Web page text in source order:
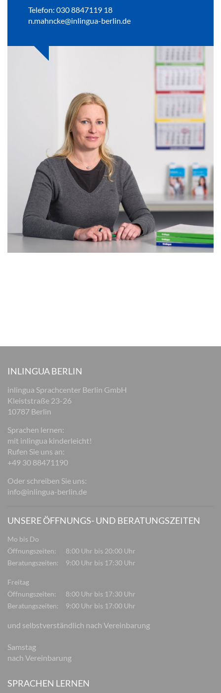
Telefon: 030 8847119 18
n.mahncke@inlingua-berlin.de
INLINGUA BERLIN
inlingua Sprachcenter Berlin GmbH
Kleiststraße 23-26
10787 Berlin
Sprachen lernen:
mit inlingua kinderleicht!
Rufen Sie uns an:
+49 30 88471190
Oder schreiben Sie uns:
info@inlingua-berlin.de
UNSERE ÖFFNUNGS- UND BERATUNGSZEITEN
Mo bis Do
Öffnungszeiten:
8:00 Uhr bis 20:00 Uhr
Beratungszeiten:
9:00 Uhr bis 17:30 Uhr
Freitag
Öffnungszeiten:
8:00 Uhr bis 17:30 Uhr
Beratungszeiten:
9:00 Uhr bis 17:00 Uhr
und selbstverständlich nach Vereinbarung
Samstag
nach Vereinbarung
SPRACHEN LERNEN